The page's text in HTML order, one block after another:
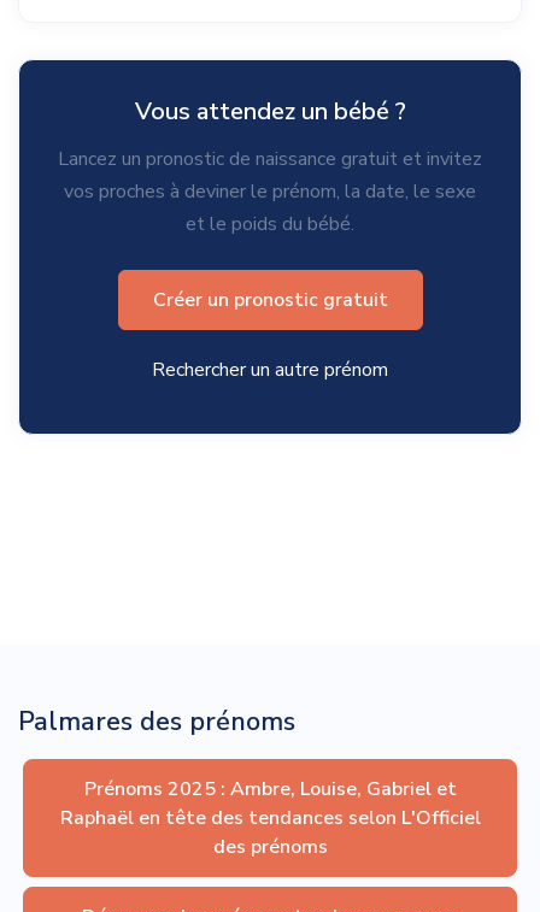
Vous attendez un bébé ?
Lancez un pronostic de naissance gratuit et invitez
vos proches à deviner le prénom, la date, le sexe
et le poids du bébé.
Créer un pronostic gratuit
Rechercher un autre prénom
Palmares des prénoms
Prénoms 2025 : Ambre, Louise, Gabriel et
Raphaël en tête des tendances selon L'Officiel
des prénoms